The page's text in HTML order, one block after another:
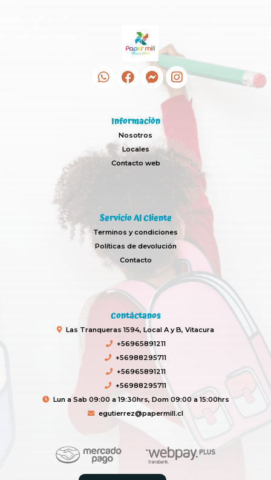
Información
Nosotros
Locales
Contacto web
Servicio Al Cliente
Terminos y condiciones
Políticas de devolución
Contacto
Contáctanos
Las Tranqueras 1594, Local A y B, Vitacura
+56965891211
+56988295711
+56965891211
+56988295711
Lun a Sab 09:00 a 19:30hrs, Dom 09:00 a 15:00hrs
egutierrez@papermill.cl